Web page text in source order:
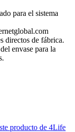
para el sistema
directos de fábrica.
envase para la
producto de 4Life